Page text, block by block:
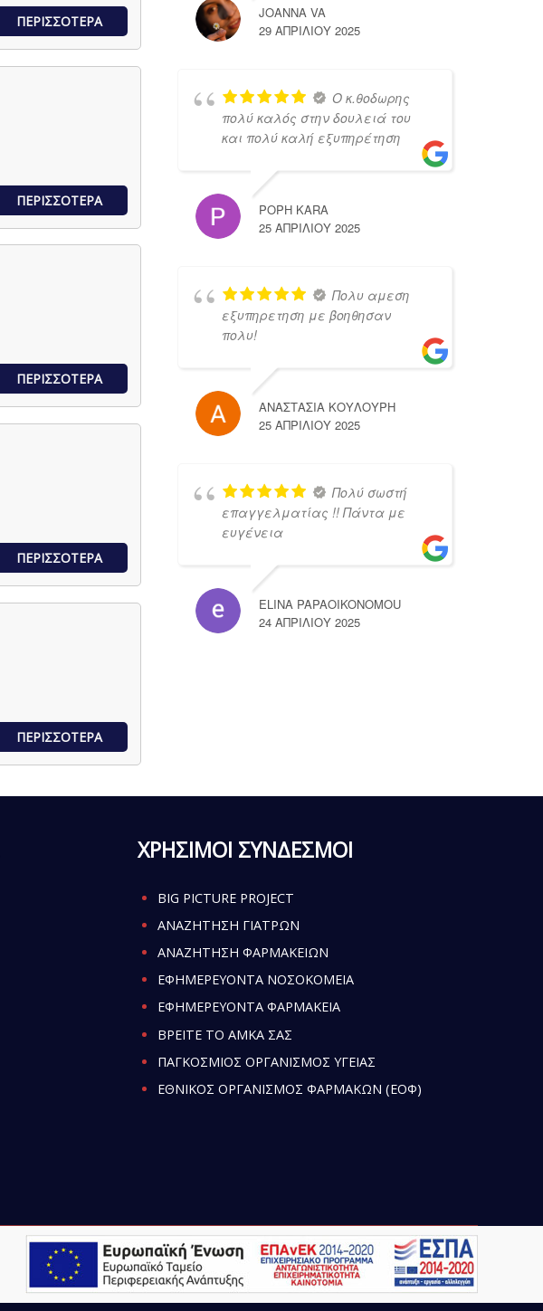
ΠΕΡΙΣΣΟΤΕΡΑ
ΠΕΡΙΣΣΟΤΕΡΑ
ΠΕΡΙΣΣΟΤΕΡΑ
ΠΕΡΙΣΣΟΤΕΡΑ
ΠΕΡΙΣΣΟΤΕΡΑ
JOANNA VA
29 ΑΠΡΙΛΊΟΥ 2025
Ο κ.θοδωρης
πολύ καλός στην δουλειά του
και πολύ καλή εξυπηρέτηση
POPH KARA
25 ΑΠΡΙΛΊΟΥ 2025
Πολυ αμεση
εξυπηρετηση με βοηθησαν
πολυ!
ΑΝΑΣΤΑΣΙΑ ΚΟΥΛΟΥΡΗ
25 ΑΠΡΙΛΊΟΥ 2025
Πολύ σωστή
επαγγελματίας !! Πάντα με
ευγένεια
ELINA PAPAOIKONOMOU
24 ΑΠΡΙΛΊΟΥ 2025
ΧΡΗΣΙΜΟΙ ΣΥΝΔΕΣΜΟΙ
BIG PICTURE PROJECT
ΑΝΑΖΗΤΗΣΗ ΓΙΑΤΡΩΝ
ΑΝΑΖΗΤΗΣΗ ΦΑΡΜΑΚΕΙΩΝ
ΕΦΗΜΕΡΕΥΟΝΤΑ ΝΟΣΟΚΟΜΕΙΑ
ΕΦΗΜΕΡΕΥΟΝΤΑ ΦΑΡΜΑΚΕΙΑ
ΒΡΕΙΤΕ ΤΟ ΑΜΚΑ ΣΑΣ
ΠΑΓΚΟΣΜΙΟΣ ΟΡΓΑΝΙΣΜΟΣ ΥΓΕΙΑΣ
ΕΘΝΙΚΟΣ ΟΡΓΑΝΙΣΜΟΣ ΦΑΡΜΑΚΩΝ (ΕΟΦ)